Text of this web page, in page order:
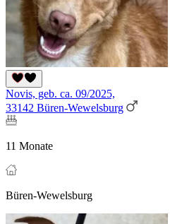
Novis, geb. ca. 09/2025,
33142 Büren-Wewelsburg
11 Monate
Büren-Wewelsburg